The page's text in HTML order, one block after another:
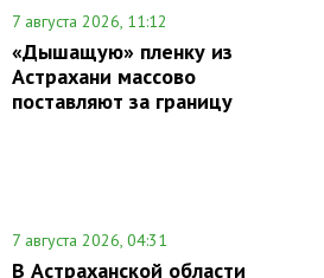
7 августа 2026, 11:12
«Дышащую» пленку из
Астрахани массово
поставляют за границу
7 августа 2026, 04:31
В Астраханской области